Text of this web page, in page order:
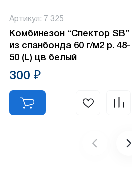
Артикул: 7 325
Комбинезон “Спектор SB”
из спанбонда 60 г/м2 р. 48-
50 (L) цв белый
300 ₽